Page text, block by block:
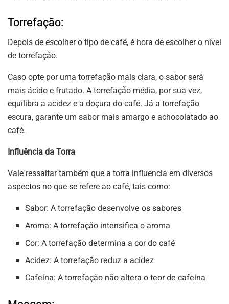
Torrefação:
Depois de escolher o tipo de café, é hora de escolher o nível
de torrefação.
Caso opte por uma torrefação mais clara, o sabor será
mais ácido e frutado. A torrefação média, por sua vez,
equilibra a acidez e a doçura do café. Já a torrefação
escura, garante um sabor mais amargo e achocolatado ao
café.
Influência da Torra
Vale ressaltar também que a torra influencia em diversos
aspectos no que se refere ao café, tais como:
Sabor: A torrefação desenvolve os sabores
Aroma: A torrefação intensifica o aroma
Cor: A torrefação determina a cor do café
Acidez: A torrefação reduz a acidez
Cafeína: A torrefação não altera o teor de cafeína